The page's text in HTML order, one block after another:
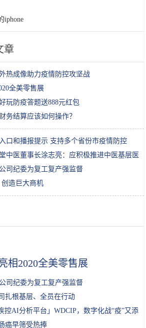
iphone
章
热成像助力疫情防控攻坚战
全美零售展
玩防疫答题送888元红包
务结算应该如何操作？
口和播报提示 支持多个省份市疫情防控
中医董事长涂志亮：应积极推进中医基层医
司纪委为复工复产强监督
创造巨大商机
相2020全美零售展
司纪委为复工复产强监督
扎根基层、全员在行动
控AI分析平台」WDCIP，数字化战“疫”又添
癌早筛受热捧